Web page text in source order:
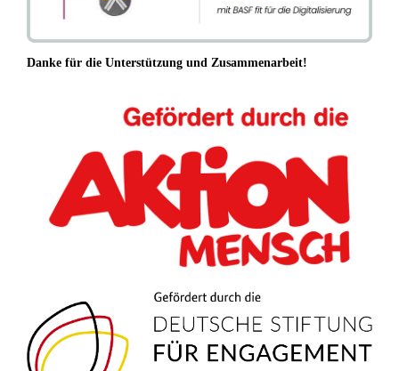
Danke für die Unterstützung und Zusammenarbeit!